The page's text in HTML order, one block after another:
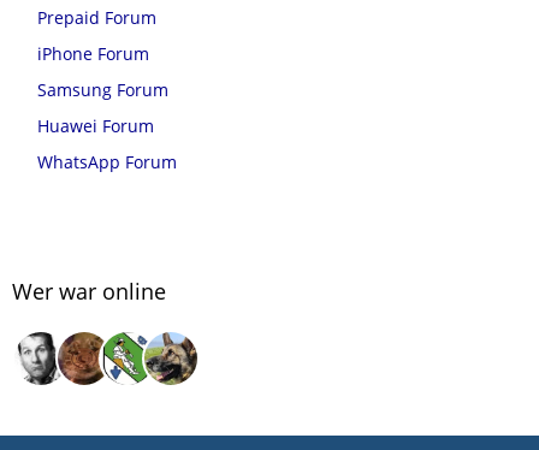
Prepaid Forum
iPhone Forum
Samsung Forum
Huawei Forum
WhatsApp Forum
Wer war online